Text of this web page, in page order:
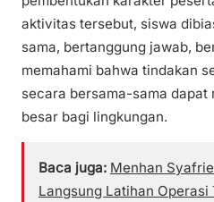
aktivitas tersebut, siswa
sama, bertanggung jawab,
memahami bahwa tindakan
secara bersama-sama dapat
besar bagi lingkungan.
Baca juga: Menhan
Langsung Latihan Operasi